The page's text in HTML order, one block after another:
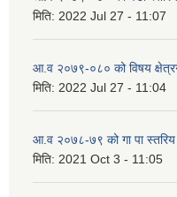
मिति: 2022 Jul 27 - 11:07
आ.व २०७९-०८० को विषय
मिति: 2022 Jul 27 - 11:04
आ.व २०७८-७९ को गा पा स्तरिय
मिति: 2021 Oct 3 - 11:05